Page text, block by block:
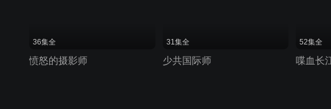
36集全
愤怒的摄影师
31集全
少共国际师
52集全
喋血长